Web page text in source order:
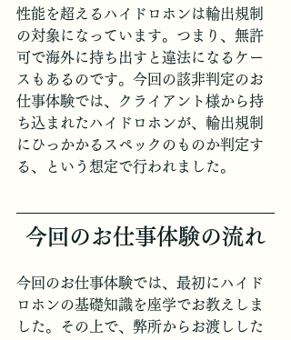
性能を超えるハイドロホンは輸出規制
の対象になっています。つまり、無許
可で海外に持ち出すと違法になるケー
スもあるのです。今回の該非判定のお
仕事体験では、クライアント様から持
ち込まれたハイドロホンが、輸出規制
にひっかかるスペックのものか判定す
る、という想定で行われました。
今回のお仕事体験の流れ
今回のお仕事体験では、最初にハイド
ロホンの基礎知識を座学でお教えしま
した。その上で、弊所からお渡しした